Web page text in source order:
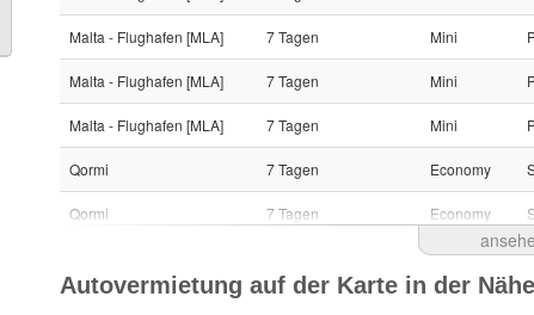
Malta - Flughafen [MLA] 7 Tagen Mini
Malta - Flughafen [MLA] 7 Tagen Mini
Malta - Flughafen [MLA] 7 Tagen Mini
Qormi 7 Tagen Economy
Qormi 7 Tagen Economy
Economy
Autovermietung auf der Karte in der